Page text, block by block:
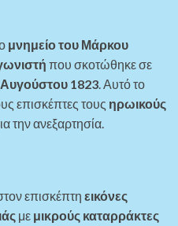
μνημείο του Μάρκου
που σκοτώθηκε σε
1823. Αυτό το
επισκέπτες τους ηρωικούς
την ανεξαρτησία.
επισκέπτη εικόνες
με μικρούς καταρράκτες